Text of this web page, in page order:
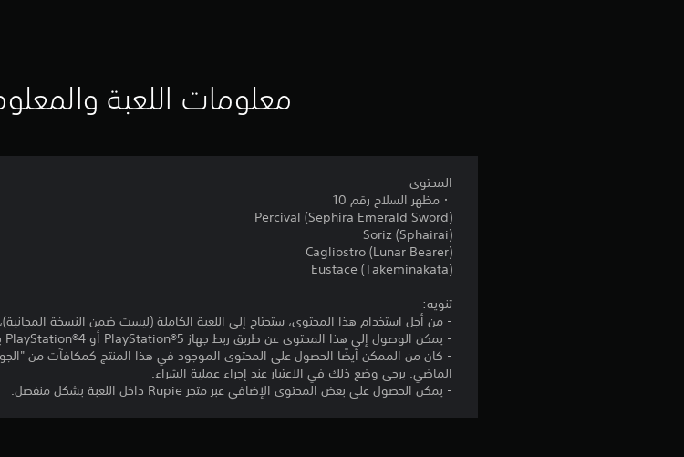
معلومات اللعبة
المحتوى
・مظهر السلاح رقم 10
Percival (Sephira Emerald Sword)
Soriz (Sphairai)
Cagliostro (Lunar Bearer)
Eustace (Takeminakata)
تنويه:
- من أجل استخدام هذا المحتوى، ستحتاج إلى اللعبة الكاملة (ليست ضمن النسخة
- يمكن الوصول إلى هذا المحتوى عن طريق ربط جهاز PlayStation®5 أو PlayStation®4 بالإنترنت وتسجيل الدخول إلى PlayStation™Network.
الماضي. يرجى وضع ذلك في الاعتبار عند إجراء عملية الشراء.
- يمكن الحصول على بعض المحتوى الإضافي عبر متجر Rupie داخل اللعبة بشكل منفصل.